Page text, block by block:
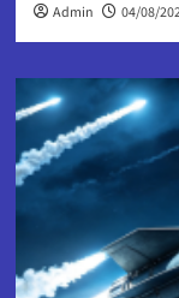
Admin 04/08/